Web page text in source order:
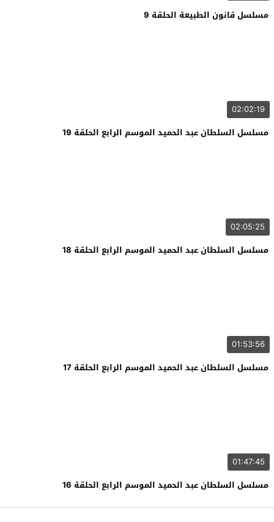
مسلسل قانون الطبيعة الحلقة 9
02:02:19
مسلسل السلطان عبد الحميد الموسم الرابع الحلقة 19
02:05:25
مسلسل السلطان عبد الحميد الموسم الرابع الحلقة 18
01:53:56
مسلسل السلطان عبد الحميد الموسم الرابع الحلقة 17
01:47:45
مسلسل السلطان عبد الحميد الموسم الرابع الحلقة 16